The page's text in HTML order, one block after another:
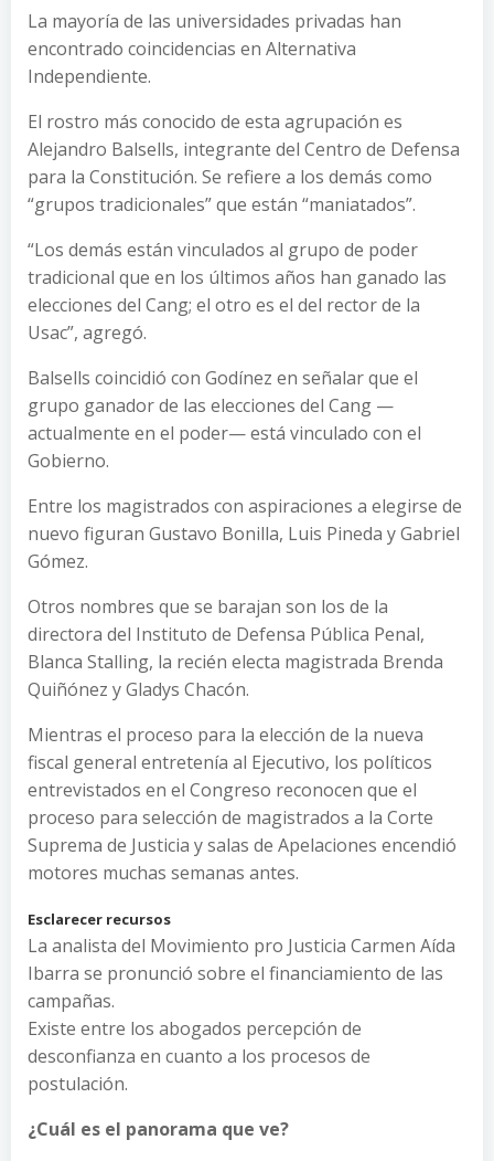
La mayoría de las universidades privadas han
encontrado coincidencias en Alternativa
Independiente.
El rostro más conocido de esta agrupación es
Alejandro Balsells, integrante del Centro de Defensa
para la Constitución. Se refiere a los demás como
“grupos tradicionales” que están “maniatados”.
“Los demás están vinculados al grupo de poder
tradicional que en los últimos años han ganado las
elecciones del Cang; el otro es el del rector de la
Usac”, agregó.
Balsells coincidió con Godínez en señalar que el
grupo ganador de las elecciones del Cang —
actualmente en el poder— está vinculado con el
Gobierno.
Entre los magistrados con aspiraciones a elegirse de
nuevo figuran Gustavo Bonilla, Luis Pineda y Gabriel
Gómez.
Otros nombres que se barajan son los de la
directora del Instituto de Defensa Pública Penal,
Blanca Stalling, la recién electa magistrada Brenda
Quiñónez y Gladys Chacón.
Mientras el proceso para la elección de la nueva
fiscal general entretenía al Ejecutivo, los políticos
entrevistados en el Congreso reconocen que el
proceso para selección de magistrados a la Corte
Suprema de Justicia y salas de Apelaciones encendió
motores muchas semanas antes.
Esclarecer recursos
La analista del Movimiento pro Justicia Carmen Aída
Ibarra se pronunció sobre el financiamiento de las
campañas.
Existe entre los abogados percepción de
desconfianza en cuanto a los procesos de
postulación.
¿Cuál es el panorama que ve?